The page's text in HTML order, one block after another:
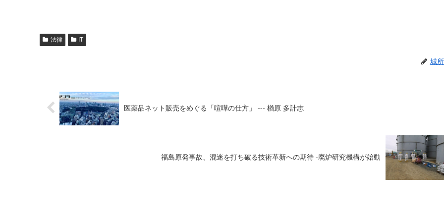
法律 IT
城
医薬品ネット販売をめぐる「喧嘩の仕方」 --- 楢原 多計志
福島原発事故、混迷を打ち破る技術革新への期待 -廃炉研究機構が始動